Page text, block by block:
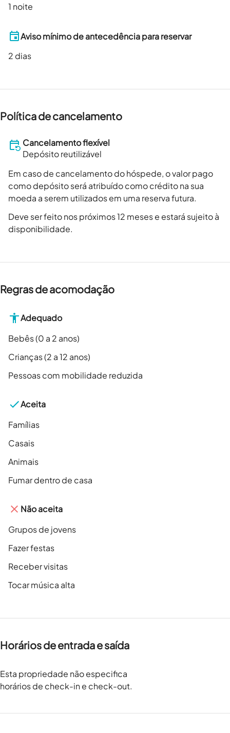
1 noite
Aviso mínimo de antecedência para reservar
2 dias
Política de cancelamento
Cancelamento flexível
Depósito reutilizável
Em caso de cancelamento do hóspede, o valor pago
como depósito será atribuído como crédito na sua
moeda a serem utilizados em uma reserva futura.
Deve ser feito nos próximos 12 meses e estará sujeito à
disponibilidade.
Regras de acomodação
Adequado
Bebês (0 a 2 anos)
Crianças (2 a 12 anos)
Pessoas com mobilidade reduzida
Aceita
Famílias
Casais
Animais
Fumar dentro de casa
Não aceita
Grupos de jovens
Fazer festas
Receber visitas
Tocar música alta
Horários de entrada e saída
Esta propriedade não especifica
horários de check-in e check-out.